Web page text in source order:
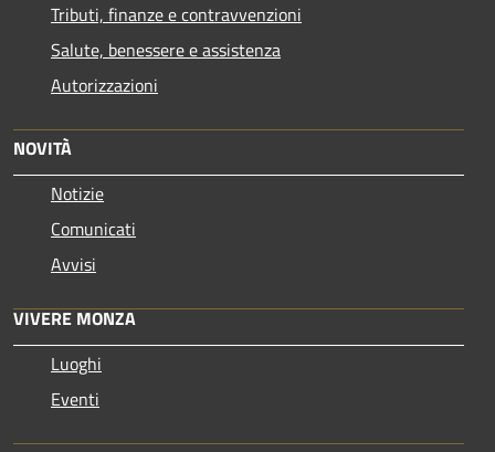
Tributi, finanze e contravvenzioni
Salute, benessere e assistenza
Autorizzazioni
NOVITÀ
Notizie
Comunicati
Avvisi
VIVERE MONZA
Luoghi
Eventi